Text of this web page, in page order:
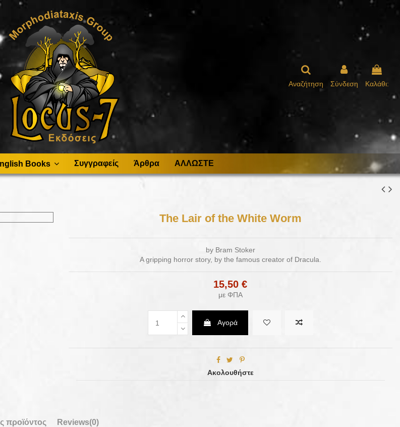
Αναζήτηση Σύνδεση Καλάθι:
Books Συγγραφείς Άρθρα ΑΛΛΩΣΤΕ
The Lair of the White Worm
by Bram Stoker
A gripping horror story, by the famous creator of Dracula.
15,50 €
με ΦΠΑ
Αγορά
Ακολουθήστε
προϊόντος Reviews(0)